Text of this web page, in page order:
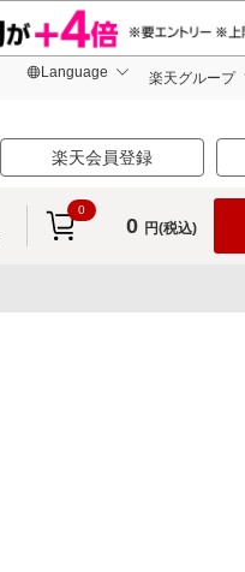
楽天グループ
楽天会員登録
0
0 円(税込)